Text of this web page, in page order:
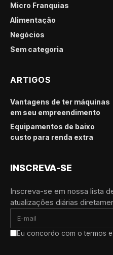
Micro Franquias
Alimentação
Negócios
Sem categoria
ARTIGOS
Vantagens de ter máquinas
em seu empreendimento
Equipamentos de baixo
custo para renda extra
INSCREVA-SE
Inscreva-se em nossa lista
atualizações diárias
Eu concordo com o termos